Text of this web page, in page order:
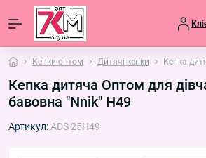
Кепки оптом Дитячі кепки Кепка
Кепка дитяча Оптом для
бавовна "Nnik" H49
Артикул:ADS 25H49